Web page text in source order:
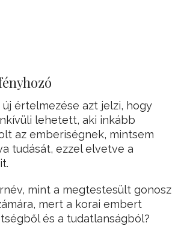
új értelmezése azt jelzi, hogy
lehetett, aki inkább
az emberiségnek, mintsem
tudását, ezzel elvetve a
mint a megtestesült gonosz
mert a korai embert
és a tudatlanságból?